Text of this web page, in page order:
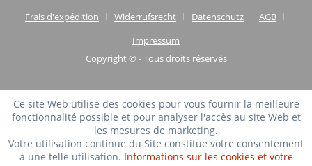
Frais d'expédition
Widerrufsrecht Datenschutz
AGB
Impressum
Copyright © - Tous droits réservés
Ce site Web utilise des cookies pour vous fournir la meilleure
fonctionnalité possible et pour analyser l'accès au site Web et
les mesures de marketing.
Votre utilisation continue du Site constitue votre consentement
à une telle utilisation. Informations sur les cookies et votre